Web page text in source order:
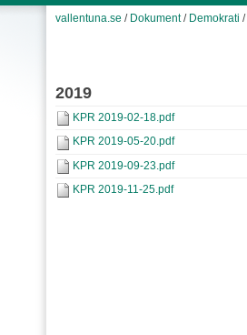
vallentuna.se / Dokument/ Demokrati /
2019
KPR 2019-02-18.pdf
KPR 2019-05-20.pdf
KPR 2019-09-23.pdf
KPR 2019-11-25.pdf